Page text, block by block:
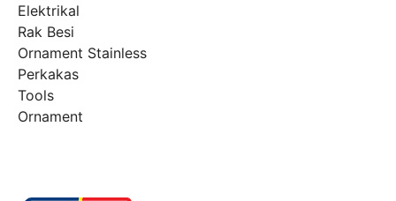
Elektrikal
Rak Besi
Ornament Stainless
Perkakas
Tools
Ornament